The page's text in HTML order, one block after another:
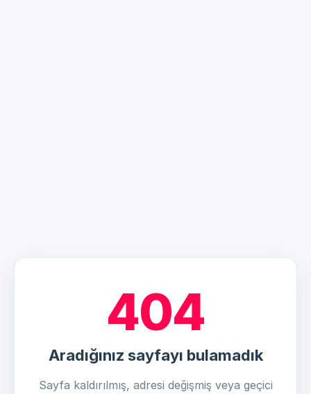
404
Aradığınız sayfayı bulamadık
Sayfa kaldırılmış, adresi değişmiş veya geçici